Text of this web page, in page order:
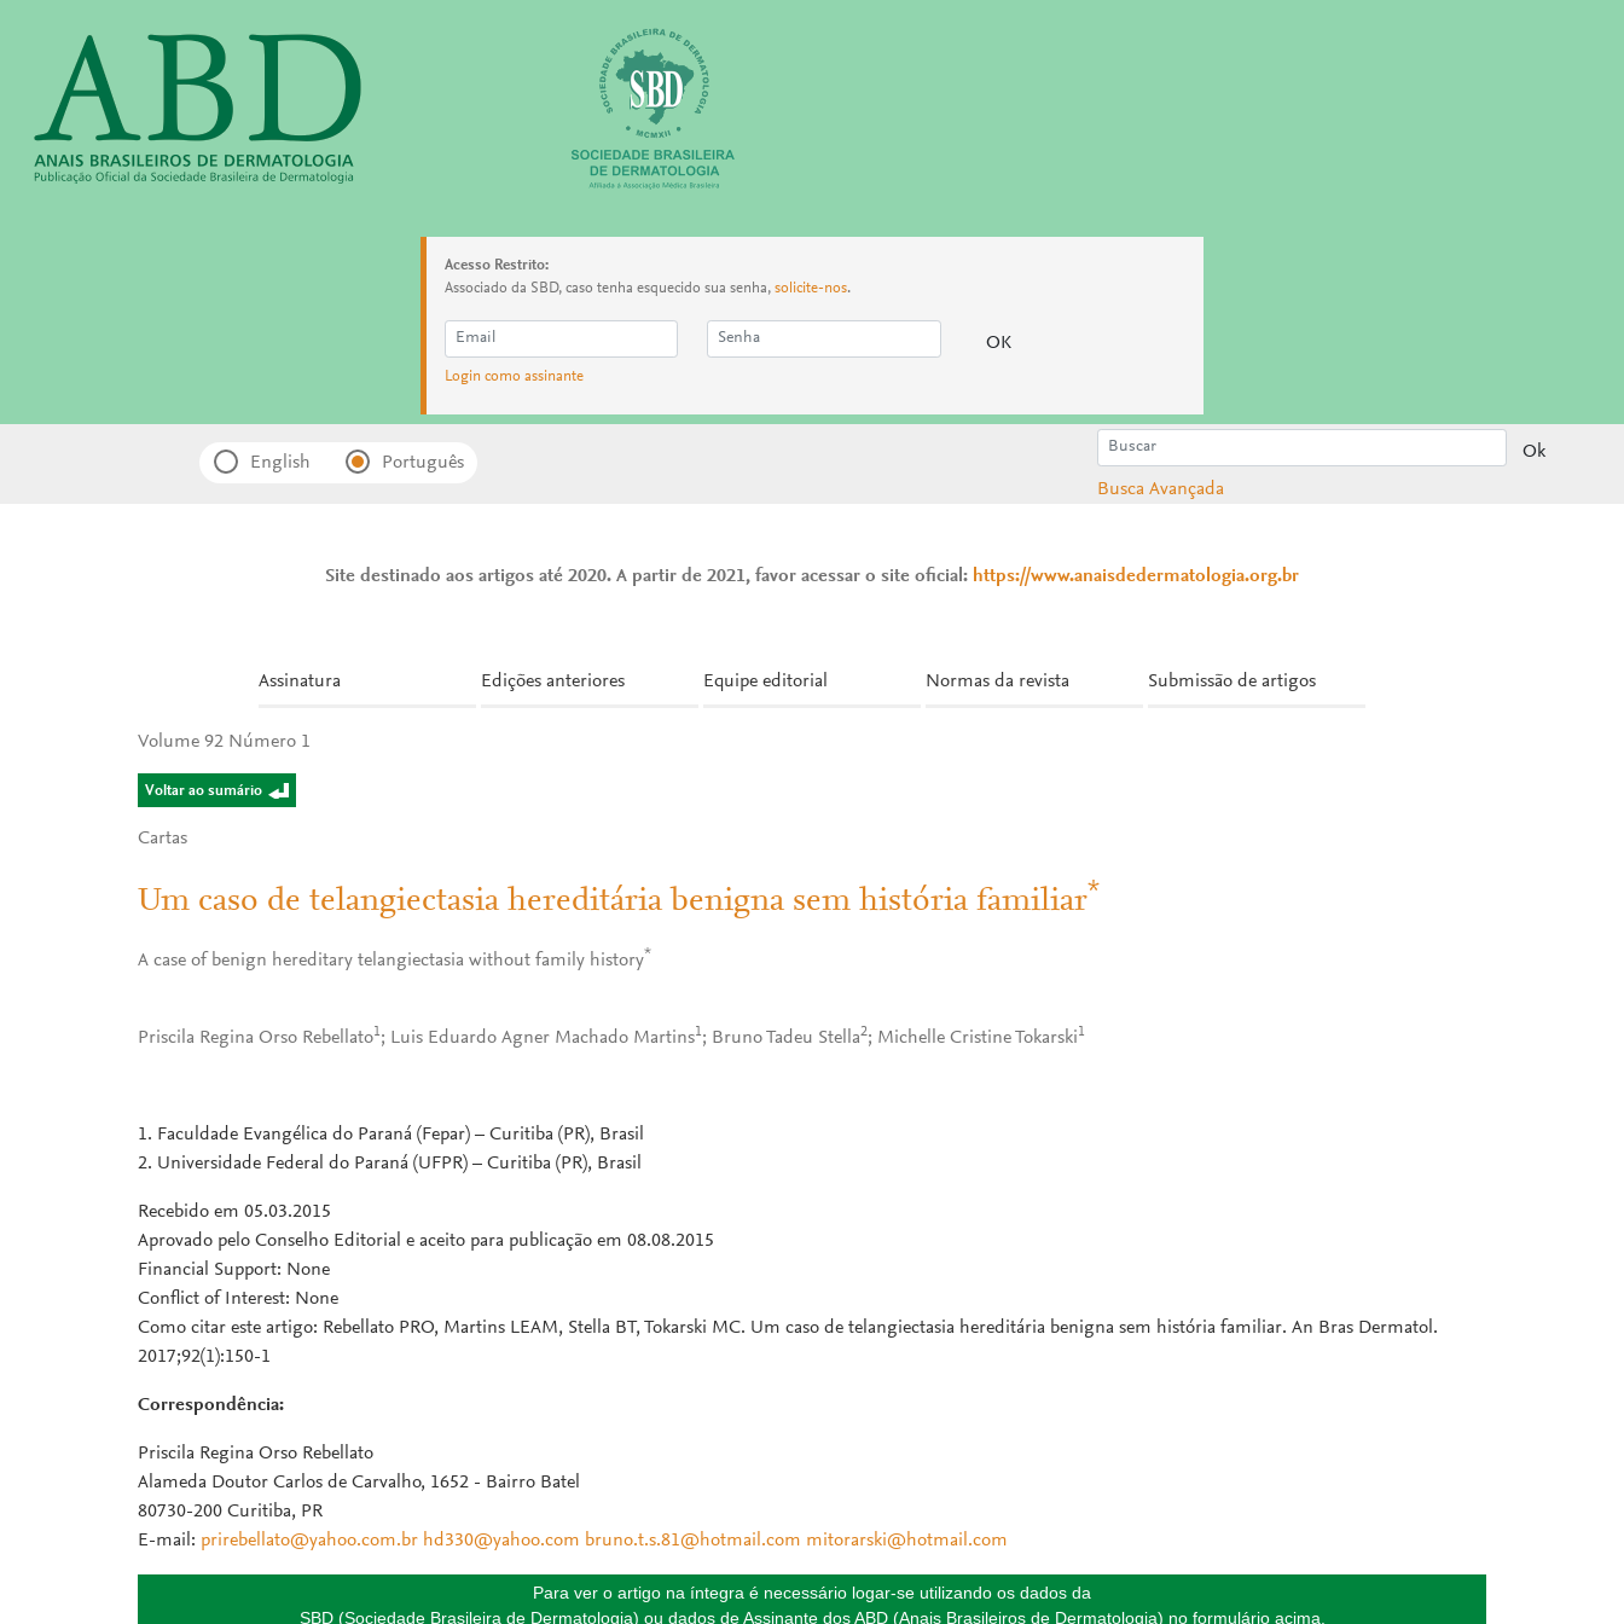
Acesso Restrito:
Associado da SBD, caso tenha esquecido sua senha, solicite-nos.
Login como assinante
English Português
Ok
Busca Avançada
Site destinado aos artigos até 2020. A partir de 2021, favor acessar o site oficial: https://www.anaisdedermatologia.org.br
Assinatura Edições anteriores Equipe editorial Normas da revista Submissão de artigos
Volume 92 Número 1
Voltar ao sumário
Cartas
Um caso de telangiectasia hereditária benigna sem história familiar*
A case of benign hereditary telangiectasia without family history*
Priscila Regina Orso Rebellato1; Luis Eduardo Agner Machado Martins1; Bruno Tadeu Stella2; Michelle Cristine Tokarski1
1. Faculdade Evangélica do Paraná (Fepar) – Curitiba (PR), Brasil
2. Universidade Federal do Paraná (UFPR) – Curitiba (PR), Brasil
Recebido em 05.03.2015
Aprovado pelo Conselho Editorial e aceito para publicação em 08.08.2015
Financial Support: None
Conflict of Interest: None
Como citar este artigo: Rebellato PRO, Martins LEAM, Stella BT, Tokarski MC. Um caso de telangiectasia hereditária benigna sem história familiar. An Bras Dermatol.
2017;92(1):150-1
Correspondência:
Priscila Regina Orso Rebellato
Alameda Doutor Carlos de Carvalho, 1652 - Bairro Batel
80730-200 Curitiba, PR
E-mail: prirebellato@yahoo.com.br hd330@yahoo.com bruno.t.s.81@hotmail.com mitorarski@hotmail.com
Para ver o artigo na íntegra é necessário logar-se utilizando os dados da
SBD (Sociedade Brasileira de Dermatologia) ou dados de Assinante dos ABD (Anais Brasileiros de Dermatologia) no formulário acima.